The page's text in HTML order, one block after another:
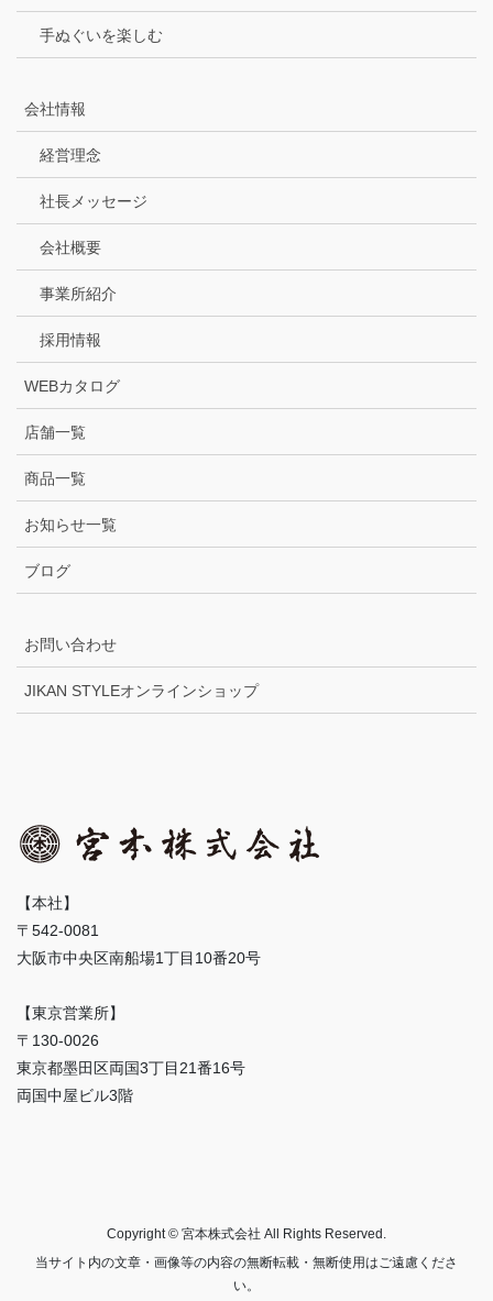
手ぬぐいを楽しむ
会社情報
経営理念
社長メッセージ
会社概要
事業所紹介
採用情報
WEBカタログ
店舗一覧
商品一覧
お知らせ一覧
ブログ
お問い合わせ
JIKAN STYLEオンラインショップ
【本社】
〒542-0081
大阪市中央区南船場1丁目10番20号
【東京営業所】
〒130-0026
東京都墨田区両国3丁目21番16号
両国中屋ビル3階
Copyright © 宮本株式会社 All Rights Reserved.
当サイト内の文章・画像等の内容の無断転載・無断使用はご遠慮くださ
い。